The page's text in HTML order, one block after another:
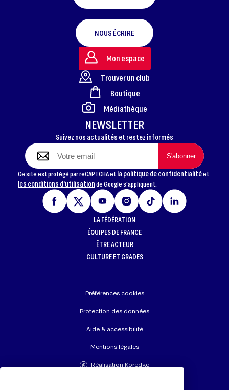
FOOTER
NOUS ÉCRIRE
NEWSLETTER
Suivez nos actualités et restez informés
Ce site est protégé par reCAPTCHA et la politique de confidentialitéet
les conditions d'utilisationde Google s'appliquent.
Mon espace
Trouver un club
Boutique
Médiathèque
LA FÉDÉRATION
ÉQUIPES DE FRANCE
ÊTRE ACTEUR
CULTURE ET GRADES
Préférences cookies
Protection des données
Aide & accessibilité
Mentions légales
Réalisation Koredge